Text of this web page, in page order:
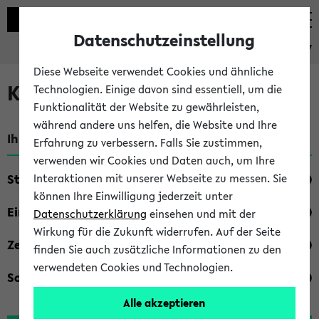
eKVV
Kombisuche im eKVV
Ihre Suchkriterien:
Studienfach
Einrichtung
Zeiten
Sonstiges
Datenschutzeinstellung
Diese Webseite verwendet Cookies und ähnliche
Technologien. Einige davon sind essentiell, um die
Funktionalität der Website zu gewährleisten,
während andere uns helfen, die Website und Ihre
Erfahrung zu verbessern. Falls Sie zustimmen,
verwenden wir Cookies und Daten auch, um Ihre
Interaktionen mit unserer Webseite zu messen. Sie
können Ihre Einwilligung jederzeit unter
Datenschutzerklärung einsehen und mit der
Wirkung für die Zukunft widerrufen. Auf der Seite
finden Sie auch zusätzliche Informationen zu den
verwendeten Cookies und Technologien.
Alle akzeptieren